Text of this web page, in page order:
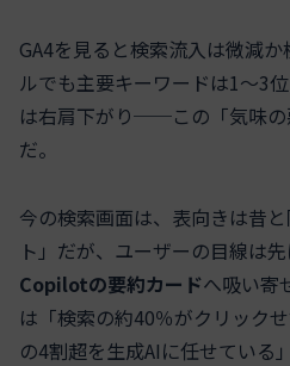
GA4を見ると検索流入は微減
ルでも主要キーワードは1〜3
は右肩下がり──この「気味の
だ。
今の検索画面は、表向きは昔
ト」だが、ユーザーの目線は
Copilotの要約カードへ吸い寄
は「検索の約40％がクリック
の4割超を生成AIに任せている